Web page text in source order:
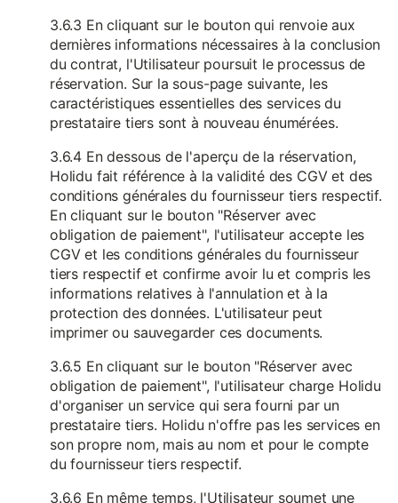
3.6.3 En cliquant sur le bouton qui renvoie aux
dernières informations nécessaires à la conclusion
du contrat, l'Utilisateur poursuit le processus de
réservation. Sur la sous-page suivante, les
caractéristiques essentielles des services du
prestataire tiers sont à nouveau énumérées.
3.6.4 En dessous de l'aperçu de la réservation,
Holidu fait référence à la validité des CGV et des
conditions générales du fournisseur tiers respectif.
En cliquant sur le bouton "Réserver avec
obligation de paiement", l'utilisateur accepte les
CGV et les conditions générales du fournisseur
tiers respectif et confirme avoir lu et compris les
informations relatives à l'annulation et à la
protection des données. L'utilisateur peut
imprimer ou sauvegarder ces documents.
3.6.5 En cliquant sur le bouton "Réserver avec
obligation de paiement", l'utilisateur charge Holidu
d'organiser un service qui sera fourni par un
prestataire tiers. Holidu n'offre pas les services en
son propre nom, mais au nom et pour le compte
du fournisseur tiers respectif.
3.6.6 En même temps, l'Utilisateur soumet une